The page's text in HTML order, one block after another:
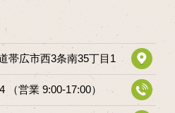
帯広市西3条南35丁目1
（営業 9:00-17:00）